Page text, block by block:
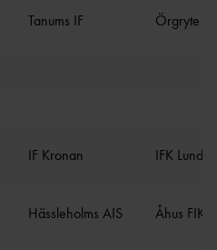
Tanums IF Örgryte IS
IF Kronan IFK Lund
Hässleholms AIS Åhus FIK